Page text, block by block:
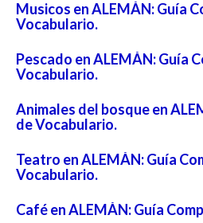
Musicos en ALEMÁN: Guía
Vocabulario.
Pescado en ALEMÁN: Guía
Vocabulario.
Animales del bosque en
de Vocabulario.
Teatro en ALEMÁN: Guía
Vocabulario.
Café en ALEMÁN: Guía